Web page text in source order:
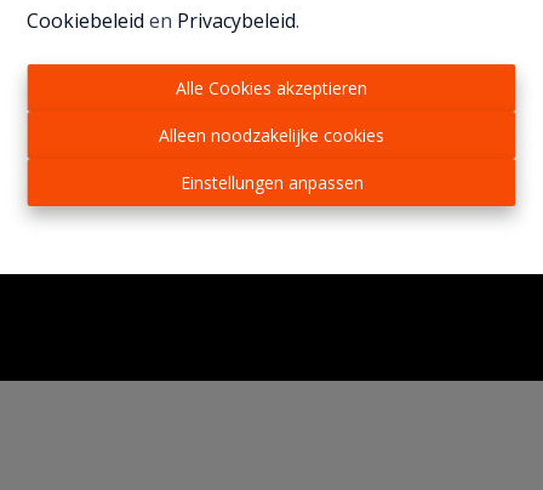
Cookiebeleid en Privacybeleid.
Alle Cookies akzeptieren
Alleen noodzakelijke cookies
Einstellungen anpassen